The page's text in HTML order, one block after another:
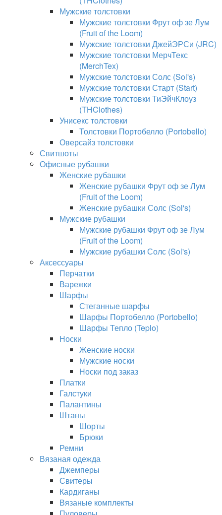
Мужские толстовки
Мужские толстовки Фрут оф зе Лум
(Fruit of the Loom)
Мужские толстовки ДжейЭРСи (JRC)
Мужские толстовки МерчТекс
(MerchTex)
Мужские толстовки Солс (Sol's)
Мужские толстовки Старт (Start)
Мужские толстовки ТиЭйчКлоуз
(THClothes)
Унисекс толстовки
Толстовки Портобелло (Portobello)
Оверсайз толстовки
Свитшоты
Офисные рубашки
Женские рубашки
Женские рубашки Фрут оф зе Лум
(Fruit of the Loom)
Женские рубашки Солс (Sol's)
Мужские рубашки
Мужские рубашки Фрут оф зе Лум
(Fruit of the Loom)
Мужские рубашки Солс (Sol's)
Аксессуары
Перчатки
Варежки
Шарфы
Стеганные шарфы
Шарфы Портобелло (Portobello)
Шарфы Тепло (Teplo)
Носки
Женские носки
Мужские носки
Носки под заказ
Платки
Галстуки
Палантины
Штаны
Шорты
Брюки
Ремни
Вязаная одежда
Джемперы
Свитеры
Кардиганы
Вязаные комплекты